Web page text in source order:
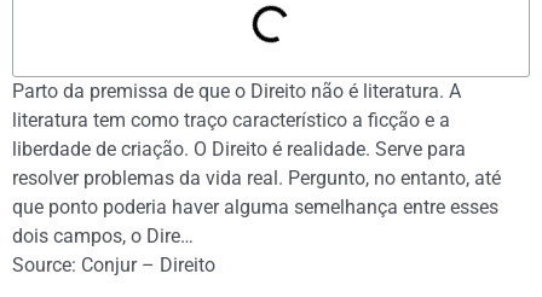
Parto da premissa de que o Direito não é literatura. A
literatura tem como traço característico a ficção e a
liberdade de criação. O Direito é realidade. Serve para
resolver problemas da vida real. Pergunto, no entanto, até
que ponto poderia haver alguma semelhança entre esses
dois campos, o Dire…
Source: Conjur – Direito